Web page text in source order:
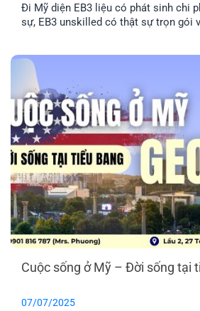
Đi Mỹ diện EB3 liệu có phát sinh chi
sự, EB3 unskilled có thật sự trọn gói
Cuộc sống ở Mỹ – Đời sống tại
07/07/2025